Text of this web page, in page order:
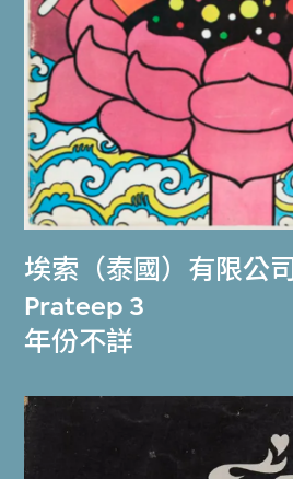
埃索（泰國）有限公司
Prateep 3
年份不詳